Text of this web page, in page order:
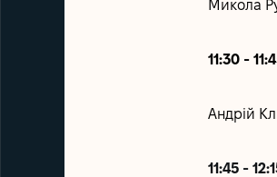
Микола
11:30 -
Андрій
11:45 -